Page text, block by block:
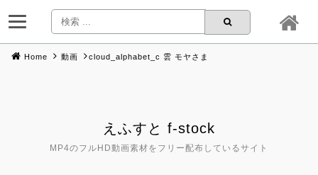
Home 動画 cloud_alphabet_c 雲 モヤさま
えふすと f-stock
MP4のフルHD動画素材をフリー配布しているサイト